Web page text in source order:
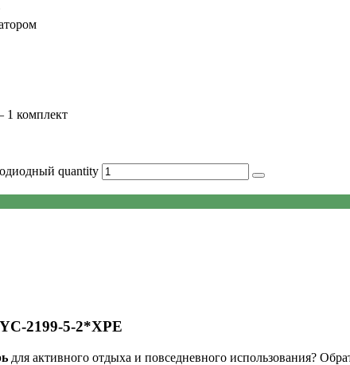
комплект
quantity
2199-5-2*XPE
для активного отдыха и повседневного использования?